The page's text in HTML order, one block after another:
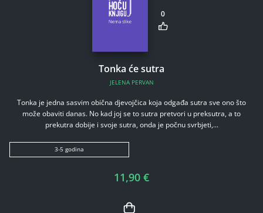
0
Tonka će sutra
JELENA PERVAN
Tonka je jedna sasvim obična djevojčica koja odgađa sutra sve ono što
može obaviti danas. No kad joj se to sutra pretvori u preksutra, a to
prekutra dobije i svoje sutra, onda je počnu svrbjeti,...
3-5 godina
11,90 €